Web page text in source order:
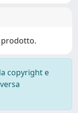
prodotto.
copyright e